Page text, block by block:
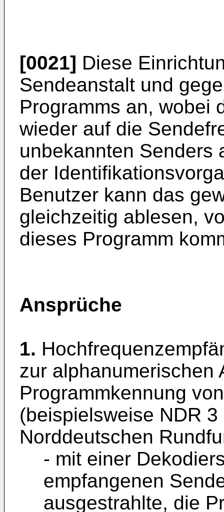
[0021] Diese
Sendeanstalt und
Programms an, wobei
wieder auf die
unbekannten Senders
der
Benutzer kann das
gleichzeitig ablesen,
dieses Programm
Ansprüche
1.
zur alphanumerischen
Programmkennung
(beispielsweise NDR
Norddeutschen
- mit einer
empfangenen
ausgestrahlte, die